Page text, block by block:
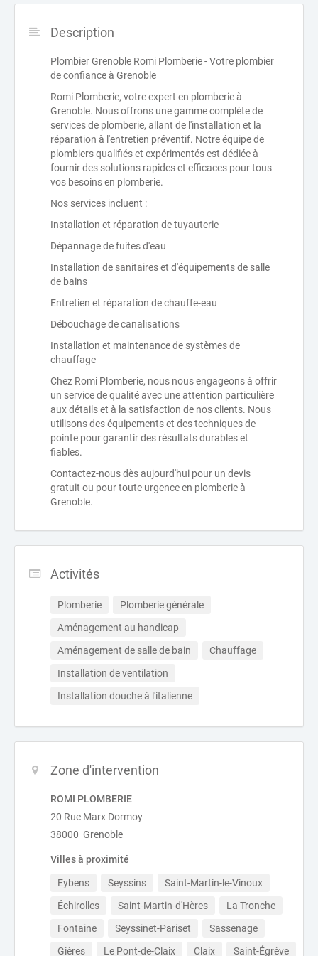
Description
Plombier Grenoble Romi Plomberie - Votre plombier
de confiance à Grenoble
Romi Plomberie, votre expert en plomberie à
Grenoble. Nous offrons une gamme complète de
services de plomberie, allant de l'installation et la
réparation à l'entretien préventif. Notre équipe de
plombiers qualifiés et expérimentés est dédiée à
fournir des solutions rapides et efficaces pour tous
vos besoins en plomberie.
Nos services incluent :
Installation et réparation de tuyauterie
Dépannage de fuites d'eau
Installation de sanitaires et d'équipements de salle
de bains
Entretien et réparation de chauffe-eau
Débouchage de canalisations
Installation et maintenance de systèmes de
chauffage
Chez Romi Plomberie, nous nous engageons à offrir
un service de qualité avec une attention particulière
aux détails et à la satisfaction de nos clients. Nous
utilisons des équipements et des techniques de
pointe pour garantir des résultats durables et
fiables.
Contactez-nous dès aujourd'hui pour un devis
gratuit ou pour toute urgence en plomberie à
Grenoble.
Activités
Plomberie
Plomberie générale
Aménagement au handicap
Aménagement de salle de bain
Chauffage
Installation de ventilation
Installation douche à l'italienne
Zone d'intervention
ROMI PLOMBERIE
20 Rue Marx Dormoy
38000 Grenoble
Villes à proximité
Eybens Seyssins
Saint-Martin-le-Vinoux
Échirolles
Saint-Martin-d'Hères
La Tronche
Fontaine
Seyssinet-Pariset
Sassenage
Gières
Le Pont-de-Claix Claix Saint-Égrève